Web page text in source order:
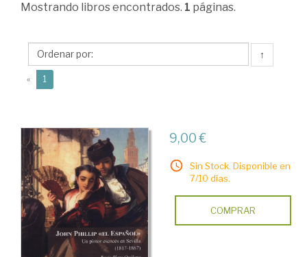
Plaza
Rocío
Mostrando libros encontrados. 1 páginas.
↑
« 1
9,00 €
Sin Stock. Disponible en
7/10 días.
COMPRAR